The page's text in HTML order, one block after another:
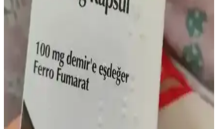
Saç dökülmesi vitamin eksiklikleriyle yakından ilişkilidir. Biotin, D,
B12, C, E vitaminleri ile demir ve çinko, saç sağlığını destekleyerek
dökülmeyi azaltır. Doğru beslenme ve takviye önemlidir.
Solgar Demir Hapı: Etkili Demir Takviyesi ve
Kullanıcı Deneyimleri Rehberi
Solgar demir hapı, yüksek emilim ve düşük yan etki profiliyle demir
eksikliği yaşayanlar için etkili bir takviyedir. Kullanıcı deneyimleri
ve kullanım önerileriyle sağlıklı destek sunar.
Demir Serumu Yan Etkileri ve Cilt Bakımında
Doğru Kullanım Rehberi